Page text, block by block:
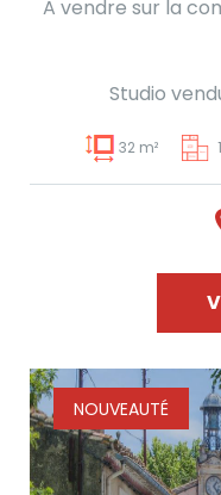
A vendre sur la
Studio
32 m²
NOUVEAUTÉ